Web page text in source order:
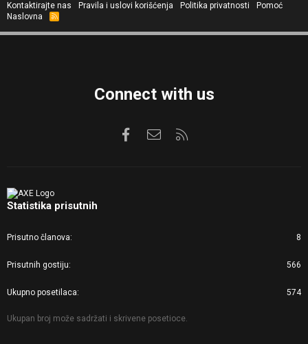
Kontaktirajte nas
Pravila i uslovi korišćenja Politika privatnosti
Pomoć
Naslovna
R
S
Connect with us
FacebookKontaktirajte nas
Statistika prisutnih
Prisutno članova 8
Prisutnih gostiju 566
Ukupno posetilaca 574
Ukupan broj može sadržati i skrivene posetioce.